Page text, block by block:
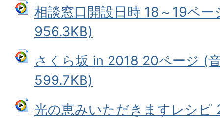
相談窓口開設日時 18～19ペ
956.3KB)
さくら坂 in 2018 20ページ (
599.7KB)
光の恵みいただきますレシピ